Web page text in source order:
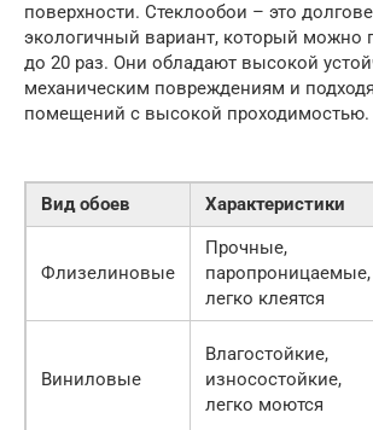
поверхности. Стеклообои – это
экологичный вариант, который можно
до 20 раз. Они обладают высокой
механическим повреждениям и
помещений с высокой проходимостью.
Вид обоев Характеристики
Флизелиновые
Прочные,
паропроницаемые,
легко клеятся
Виниловые
Влагостойкие,
износостойкие,
легко моются